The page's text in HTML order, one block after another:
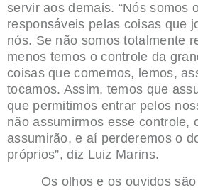
servir aos demais. “Nós somos
responsáveis pelas coisas que
nós. Se não somos totalmente
menos temos o controle da
coisas que comemos, lemos,
tocamos. Assim, temos que
que permitimos entrar pelos
não assumirmos esse controle,
assumirão, e aí perderemos o
próprios”, diz Luiz Marins.
Os olhos e os ouvidos são